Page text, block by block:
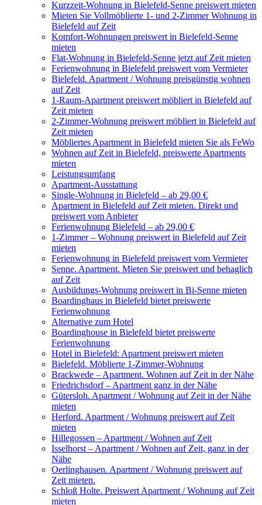
Kurzzeit-Wohnung in Bielefeld-Senne preiswert mieten
Mieten Sie Vollmöblierte 1- und 2-Zimmer Wohnung in
Bielefeld auf Zeit
Komfort-Wohnungen preiswert in Bielefeld-Senne
mieten
Flat-Wohnung in Bielefeld-Senne jetzt auf Zeit mieten
Ferienwohnung in Bielefeld preiswert vom Vermieter
Bielefeld. Apartment / Wohnung preisgünstig wohnen
auf Zeit
1-Raum-Apartment preiswert möbliert in Bielefeld auf
Zeit mieten
2-Zimmer-Wohnung preiswert möbliert in Bielefeld auf
Zeit mieten
Möbliertes Apartment in Bielefeld mieten Sie als FeWo
Wohnen auf Zeit in Bielefeld, preiswerte Apartments
mieten
Leistungsumfang
Apartment-Ausstattung
Single-Wohnung in Bielefeld – ab 29,00 €
Apartment in Bielefeld auf Zeit mieten. Direkt und
preiswert vom Anbieter
Ferienwohnung Bielefeld – ab 29,00 €
1-Zimmer – Wohnung preiswert in Bielefeld auf Zeit
mieten
Ferienwohnung in Bielefeld preiswert vom Vermieter
Senne. Apartment. Mieten Sie preiswert und behaglich
auf Zeit
Ausbildungs-Wohnung preiswert in Bi-Senne mieten
Boardinghaus in Bielefeld bietet preiswerte
Ferienwohnung
Alternative zum Hotel
Boardinghouse in Bielefeld bietet preiswerte
Ferienwohnung
Hotel in Bielefeld: Apartment preiswert mieten
Bielefeld. Möblierte 1-Zimmer-Wohnung
Brackwede – Apartment. Wohnen auf Zeit in der Nähe
Friedrichsdorf – Apartment ganz in der Nähe
Gütersloh. Apartment / Wohnung auf Zeit in der Nähe
mieten
Herford. Apartment / Wohnung preiswert auf Zeit
mieten
Hillegossen – Apartment / Wohnen auf Zeit
Isselhorst – Apartment / Wohnen auf Zeit, ganz in der
Nähe
Oerlinghausen. Apartment / Wohnung preiswert auf
Zeit mieten.
Schloß Holte. Preiswert Apartment / Wohnung auf Zeit
mieten